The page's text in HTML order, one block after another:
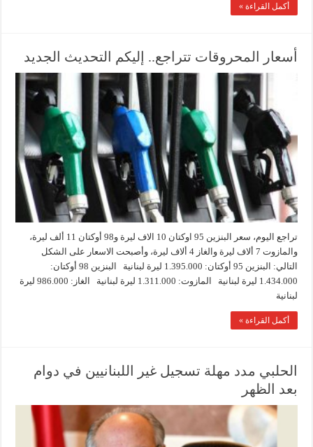
أكمل القراءة »
أسعار المحروقات تتراجع.. إليكم التحديث الجديد
تراجع اليوم، سعر البنزين 95 اوكتان 10 الاف ليرة و98 أوكتان 11 ألف ليرة،
والمازوت 7 ألاف ليرة والغاز 4 ألاف ليرة، وأصبحت الاسعار على الشكل
التالي: البنزين 95 أوكتان: 1.395.000 ليرة لبنانية البنزين 98 أوكتان:
1.434.000 ليرة لبنانية المازوت: 1.311.000 ليرة لبنانية الغاز: 986.000 ليرة
لبنانية
أكمل القراءة »
الحلبي مدد مهلة تسجيل غير اللبنانيين في دوام
بعد الظهر